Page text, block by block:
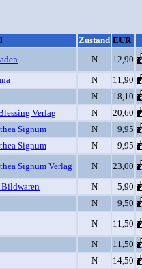
Zustand EUR
N
12,90
N
11,90
N
18,10
Verlag N
20,60
Signum N
9,95
Signum N
9,95
Signum Verlag N
23,00
Bildwaren N
5,90
N
9,50
N
11,50
N
11,50
N
14,50